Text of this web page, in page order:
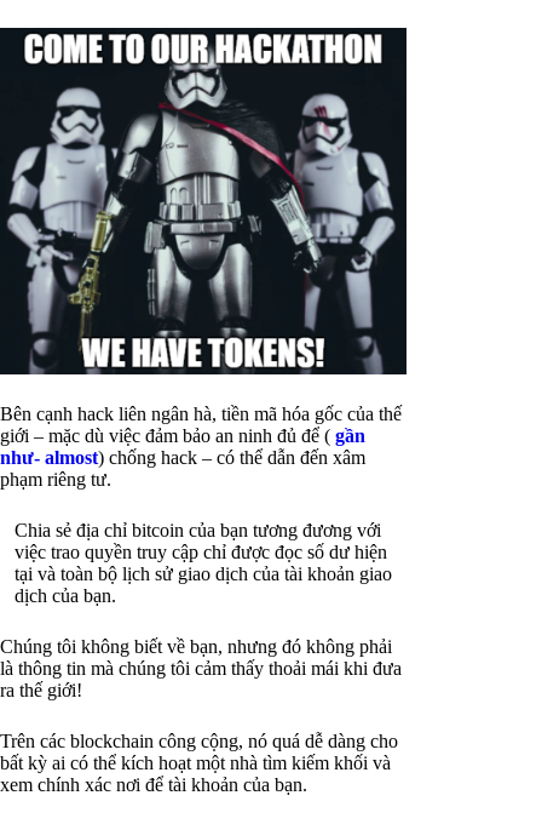
Bên cạnh hack liên ngân hà, tiền mã hóa gốc của thế
giới – mặc dù việc đảm bảo an ninh đủ để ( gần
như- almost) chống hack – có thể dẫn đến xâm
phạm riêng tư.
Chia sẻ địa chỉ bitcoin của bạn tương đương với
việc trao quyền truy cập chỉ được đọc số dư hiện
tại và toàn bộ lịch sử giao dịch của tài khoản giao
dịch của bạn.
Chúng tôi không biết về bạn, nhưng đó không phải
là thông tin mà chúng tôi cảm thấy thoải mái khi đưa
ra thế giới!
Trên các blockchain công cộng, nó quá dễ dàng cho
bất kỳ ai có thể kích hoạt một nhà tìm kiếm khối và
xem chính xác nơi để tài khoản của bạn.